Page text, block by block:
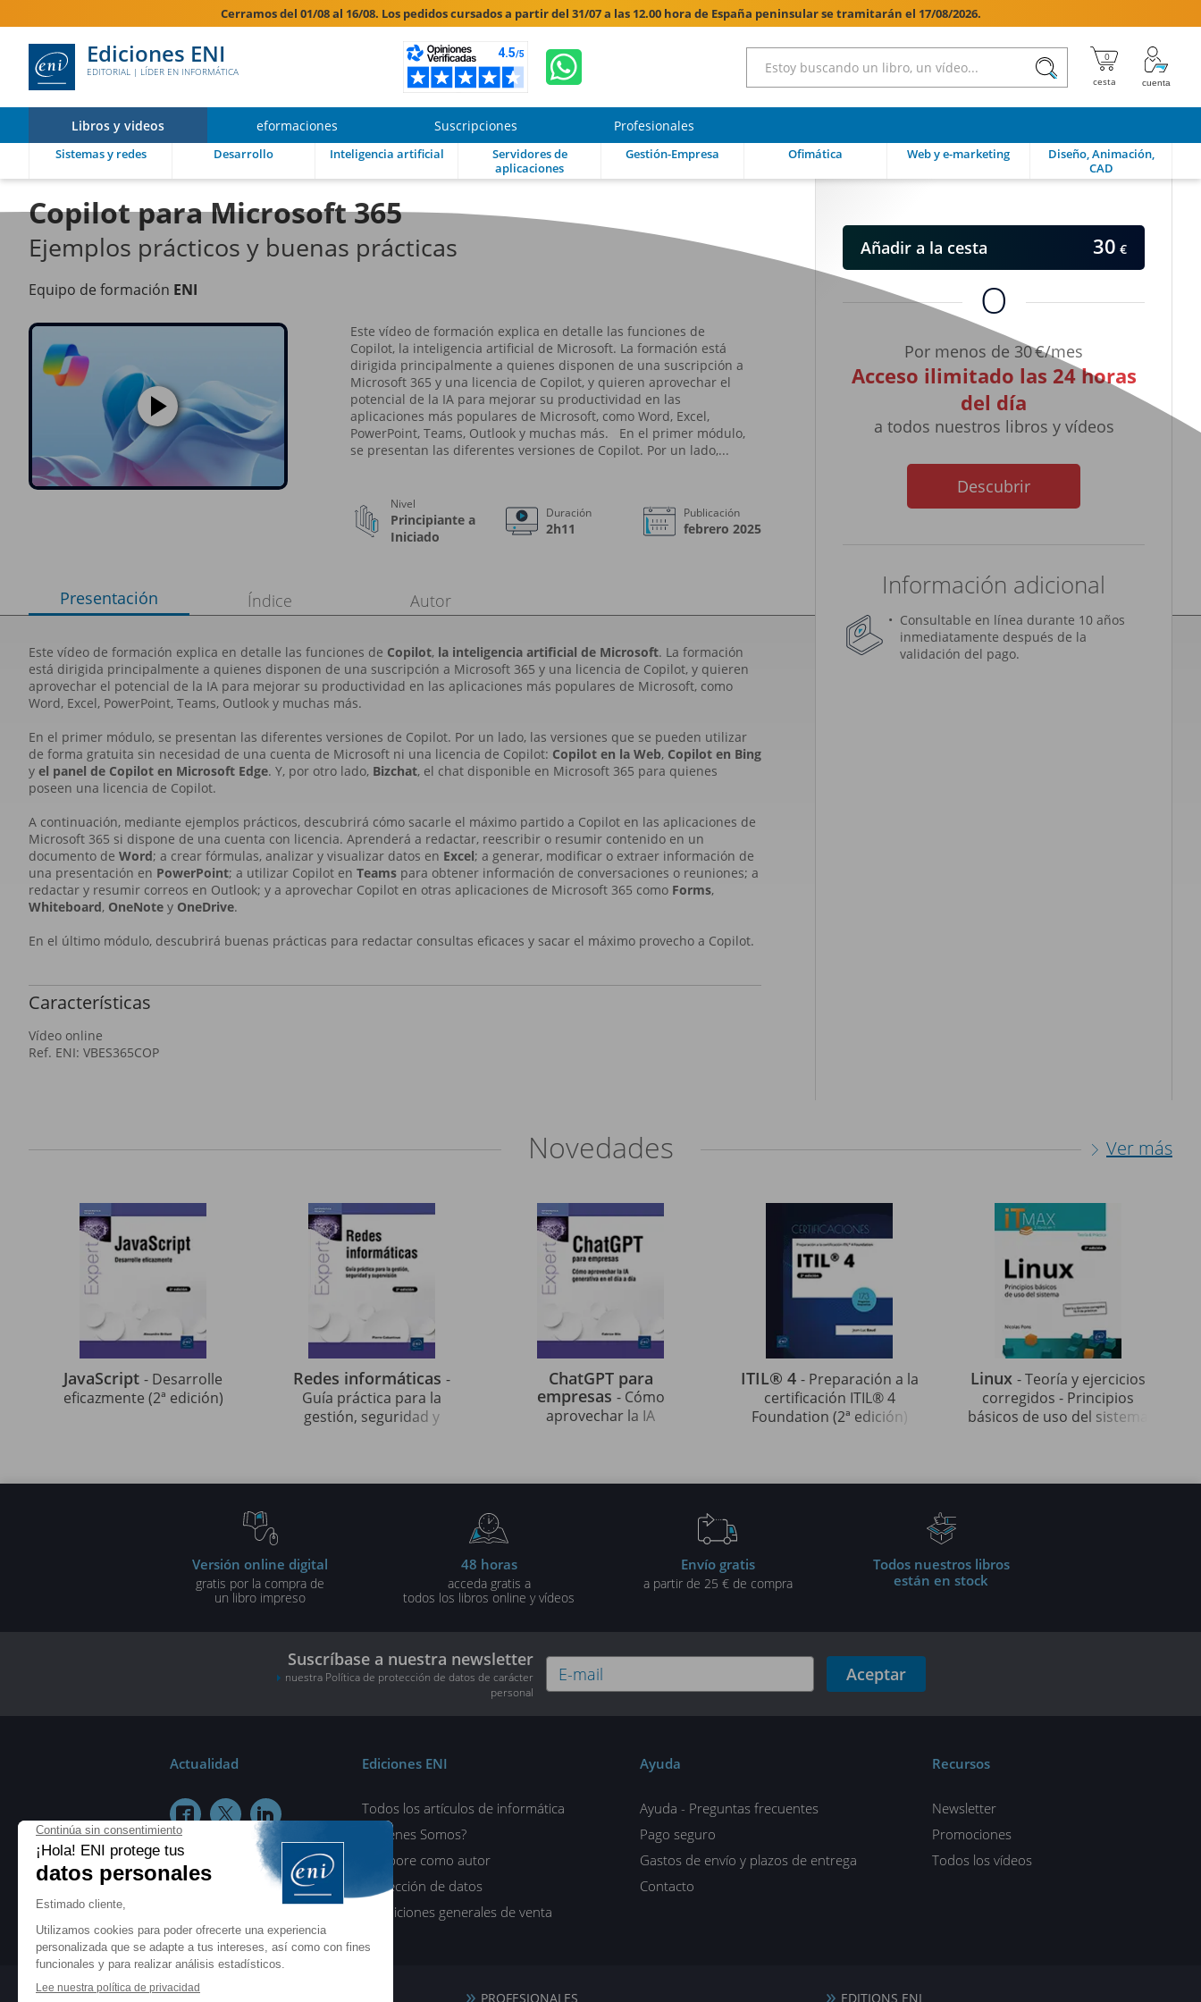
Cerramos del 01/08 al 16/08. Los pedidos cursados a partir del 31/07 a las 12.00 hora de España peninsular se tramitarán el 17/08/2026.
Ediciones ENI
EDITORIAL | LÍDER EN INFORMÁTICA 
Libros y videos eformaciones Suscripciones Profesionales
Sistemas y redes Desarrollo Inteligencia artificial
Servidores de
aplicaciones
Gestión-Empresa Ofimática Web y e-marketing
Diseño, Animación,
CAD
Copilot para Microsoft 365
Ejemplos prácticos y buenas prácticas
Equipo de formación ENI O
Por menos de 30 €/mes
Acceso ilimitado las 24 horas
del día
a todos nuestros libros y vídeos
Descubrir
Información adicional
Consultable en línea durante 10 años
inmediatamente después de la
validación del pago.
Añadir a la cesta 30 €
Este vídeo de formación explica en detalle las funciones de
Copilot, la inteligencia artificial de Microsoft. La formación está
dirigida principalmente a quienes disponen de una suscripción a
Microsoft 365 y una licencia de Copilot, y quieren aprovechar el
potencial de la IA para mejorar su productividad en las
aplicaciones más populares de Microsoft, como Word, Excel,
PowerPoint, Teams, Outlook y muchas más. En el primer módulo,
se presentan las diferentes versiones de Copilot. Por un lado,...
Nivel
Principiante a
Iniciado
Duración
2h11
Publicación
febrero 2025
Presentación
Este vídeo de formación explica en detalle las funciones de Copilot, la inteligencia artificial de Microsoft. La formación
está dirigida principalmente a quienes disponen de una suscripción a Microsoft 365 y una licencia de Copilot, y quieren
aprovechar el potencial de la IA para mejorar su productividad en las aplicaciones más populares de Microsoft, como
Word, Excel, PowerPoint, Teams, Outlook y muchas más.
En el primer módulo, se presentan las diferentes versiones de Copilot. Por un lado, las versiones que se pueden utilizar
de forma gratuita sin necesidad de una cuenta de Microsoft ni una licencia de Copilot: Copilot en la Web, Copilot en Bing
y el panel de Copilot en Microsoft Edge. Y, por otro lado, Bizchat, el chat disponible en Microsoft 365 para quienes
poseen una licencia de Copilot.
A continuación, mediante ejemplos prácticos, descubrirá cómo sacarle el máximo partido a Copilot en las aplicaciones de
Microsoft 365 si dispone de una cuenta con licencia. Aprenderá a redactar, reescribir o resumir contenido en un
documento de Word; a crear fórmulas, analizar y visualizar datos en Excel; a generar, modificar o extraer información de
una presentación en PowerPoint; a utilizar Copilot en Teams para obtener información de conversaciones o reuniones; a
redactar y resumir correos en Outlook; y a aprovechar Copilot en otras aplicaciones de Microsoft 365 como Forms,
Whiteboard, OneNote y OneDrive.
En el último módulo, descubrirá buenas prácticas para redactar consultas eficaces y sacar el máximo provecho a Copilot.
Características
Vídeo online
Ref. ENI: VBES365COP
Índice Autor
Novedades Ver más
JavaScript - Desarrolle
eficazmente (2ª edición)
Redes informáticas -
Guía práctica para la
gestión, seguridad y
ChatGPT para
empresas - Cómo
aprovechar la IA
ITIL® 4 - Preparación a la
certificación ITIL® 4
Foundation (2ª edición)
Linux - Teoría y ejercicios
corregidos - Principios
básicos de uso del sistema
Versión online digital
gratis por la compra de
un libro impreso
48 horas
acceda gratis a
todos los libros online y vídeos
Envío gratis
a partir de 25 € de compra
Todos nuestros libros
están en stock
Suscríbase a nuestra newsletter
nuestra Política de protección de datos de carácter
personal
Aceptar
Actualidad
  
Ediciones ENI
Todos los artículos de informática
¿Quiénes Somos?
Colabore como autor
Protección de datos
Condiciones generales de venta
Ayuda
Ayuda - Preguntas frecuentes
Pago seguro
Gastos de envío y plazos de entrega
Contacto
Recursos
Newsletter
Promociones
Todos los vídeos
ENI elearning PROFESIONALES EDITIONS ENI